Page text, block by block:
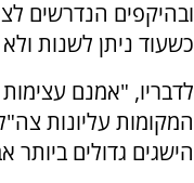
ובהיקפים הנדרשים
כשעוד ניתן לשנות
לדבריו, "אמנם
המקומות עליונות
הישגים גדולים